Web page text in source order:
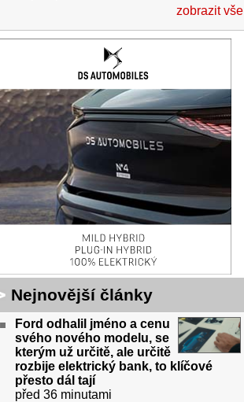
zobrazit vše
Nejnovější články
Ford odhalil jméno a cenu
svého nového modelu, se
kterým už určitě, ale určitě
rozbije elektrický bank, to klíčové
přesto dál tají
před 36 minutami